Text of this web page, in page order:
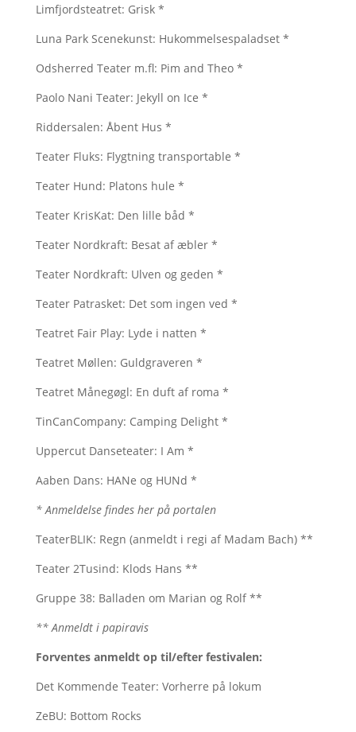
Limfjordsteatret: Grisk *
Luna Park Scenekunst: Hukommelsespaladset *
Odsherred Teater m.fl: Pim and Theo *
Paolo Nani Teater: Jekyll on Ice *
Riddersalen: Åbent Hus *
Teater Fluks: Flygtning transportable *
Teater Hund: Platons hule *
Teater KrisKat: Den lille båd *
Teater Nordkraft: Besat af æbler *
Teater Nordkraft: Ulven og geden *
Teater Patrasket: Det som ingen ved *
Teatret Fair Play: Lyde i natten *
Teatret Møllen: Guldgraveren *
Teatret Månegøgl: En duft af roma *
TinCanCompany: Camping Delight *
Uppercut Danseteater: I Am *
Aaben Dans: HANe og HUNd *
* Anmeldelse findes her på portalen
TeaterBLIK: Regn (anmeldt i regi af Madam Bach) **
Teater 2Tusind: Klods Hans **
Gruppe 38: Balladen om Marian og Rolf **
** Anmeldt i papiravis
Forventes anmeldt op til/efter festivalen:
Det Kommende Teater: Vorherre på lokum
ZeBU: Bottom Rocks